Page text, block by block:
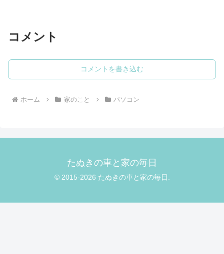
コメント
コメントを書き込む
ホーム 家のこと パソコン
たぬきの車と家の毎日
© 2015-2026 たぬきの車と家の毎日.